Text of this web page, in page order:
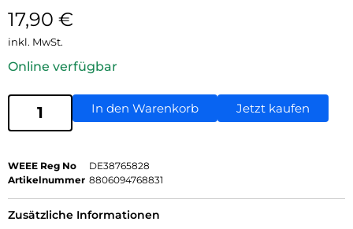
17,90 €
inkl. MwSt.
Online verfügbar
In den Warenkorb Jetzt kaufen
WEEE Reg No
DE38765828
Artikelnummer 8806094768831
Zusätzliche Informationen